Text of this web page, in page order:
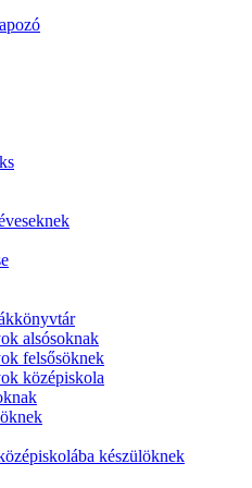
alsósoknak
felsősöknek
középiskola
készülöknek